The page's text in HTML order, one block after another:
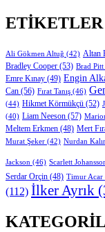
ETIKETLER
Ali Gökmen Altuğ (42) Altan
Bradley Cooper (53) Brad Pitt
Emre Kınay (49) Engin
Can (56) Fırat Tanış (46)
(44) Hikmet Körmükçü (52)
(40) Liam Neeson (57)
Meltem Erkmen (48) Mert
Murat Şeker (42) Nurdan
Jackson (46) Scarlett
Serdar Orçin (48) Timur Acar
(112) İlker Ayrık